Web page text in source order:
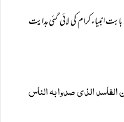
انبیاء کرام کی لائی گئی ہدایت
الفاسد الذی صدوا بہ الناس